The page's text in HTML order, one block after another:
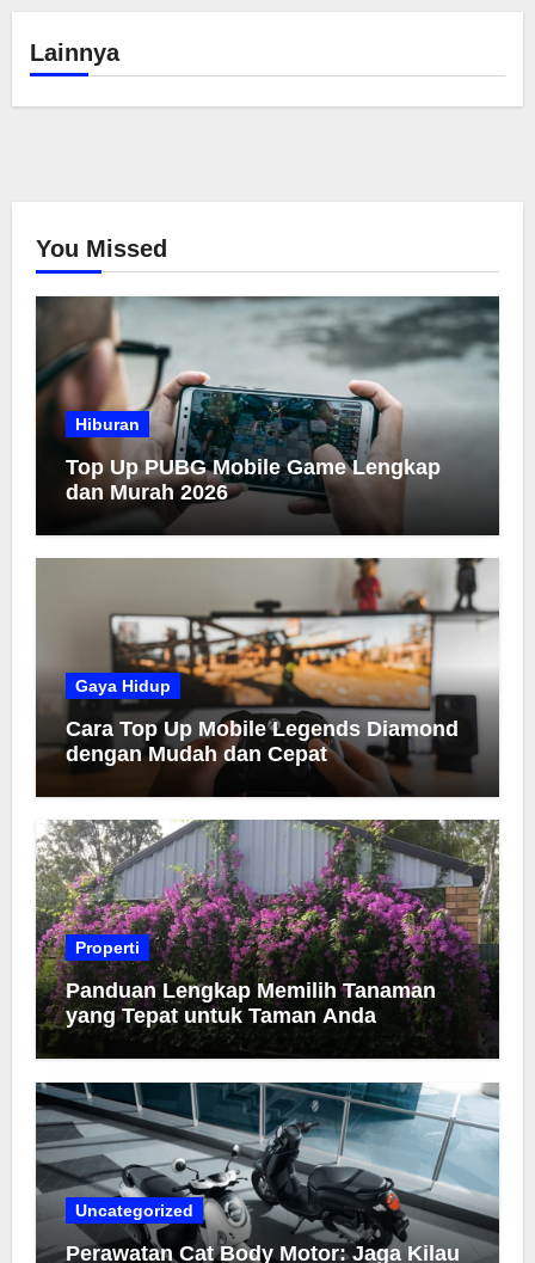
Lainnya
You Missed
Hiburan
Top Up PUBG Mobile Game Lengkap
dan Murah 2026
Gaya Hidup
Cara Top Up Mobile Legends Diamond
dengan Mudah dan Cepat
Properti
Panduan Lengkap Memilih Tanaman
yang Tepat untuk Taman Anda
Uncategorized
Perawatan Cat Body Motor: Jaga Kilau